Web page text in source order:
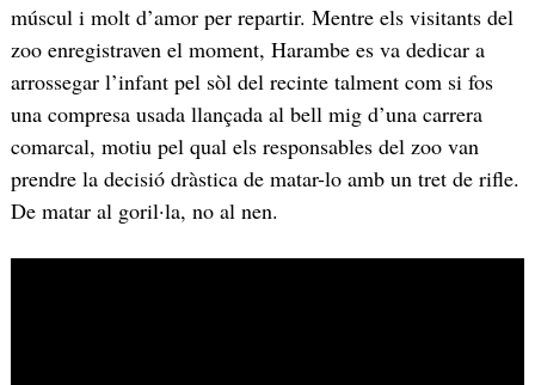
múscul i molt d’amor per repartir. Mentre els visitants del
zoo enregistraven el moment, Harambe es va dedicar a
arrossegar l’infant pel sòl del recinte talment com si fos
una compresa usada llançada al bell mig d’una carrera
comarcal, motiu pel qual els responsables del zoo van
prendre la decisió dràstica de matar-lo amb un tret de rifle.
De matar al goril·la, no al nen.